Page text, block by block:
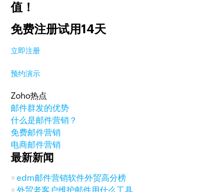
值！
免费注册试用14天
立即注册
预约演示
Zoho热点
邮件群发的优势
什么是邮件营销？
免费邮件营销
电商邮件营销
最新新闻
edm邮件营销软件外贸高分榜
外贸老客户维护邮件用什么工具